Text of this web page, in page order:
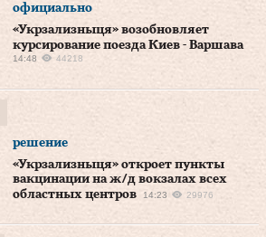
официально
«Укрзализныця» возобновляет
курсирование поезда Киев - Варшава
14:48 44218
решение
«Укрзализныця» откроет пункты
вакцинации на ж/д вокзалах всех
областных центров
14:23 29976